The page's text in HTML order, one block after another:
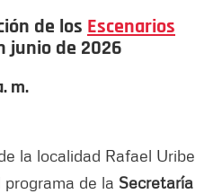
de los Escenarios
junio de 2026
m.
la localidad Rafael Uribe
de la Secretaría